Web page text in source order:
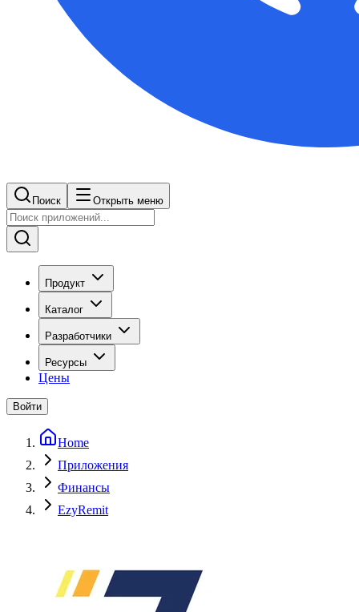
Поиск Открыть меню
Продукт
Каталог
Разработчики
Ресурсы
Цены
Войти
Home
Приложения
Финансы
EzyRemit